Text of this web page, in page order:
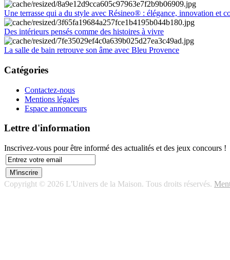
Une terrasse qui a du style avec Résineo® : élégance, innovation et
Des intérieurs pensés comme des histoires à vivre
La salle de bain retrouve son âme avec Bleu Provence
Catégories
Contactez-nous
Mentions légales
Espace annonceurs
Lettre d'information
Inscrivez-vous pour être informé des actualités et des jeux concours !
Copyright © 2026 L'Univers de la Maison. Tous droits réservés.